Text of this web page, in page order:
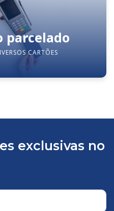
parcelado
CARTÕES
exclusivas no